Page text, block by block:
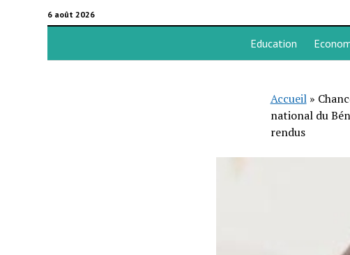
6 août 2026
Education
Accueil»
national du
rendus